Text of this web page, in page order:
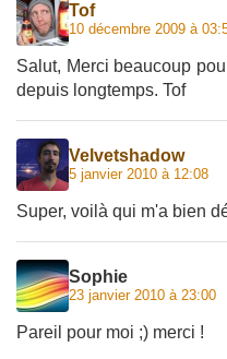
Tof
10 décembre 2009 à
Salut, Merci beaucoup
depuis longtemps. Tof
Velvetshadow
5 janvier 2010 à 12:08
Super, voilà qui m'a bien
Sophie
23 janvier 2010 à 23:00
Pareil pour moi ;) merci !